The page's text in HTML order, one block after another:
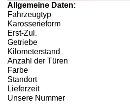
Allgemeine Daten:
Fahrzeugtyp
Karosserieform
Erst-Zul.
Getriebe
Kilometerstand
Anzahl der Türen
Farbe
Standort
Lieferzeit
Unsere Nummer